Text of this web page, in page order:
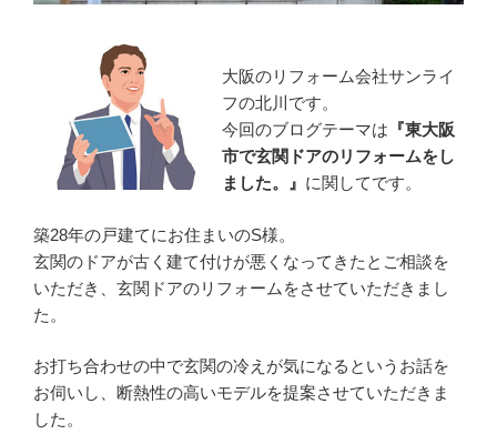
大阪のリフォーム会社サンライ
フの北川です。
今回のブログテーマは 『東大阪
市で玄関ドアのリフォームをし
ました。』 に関してです。
築28年の戸建てにお住まいのS様。
玄関のドアが古く建て付けが悪くなってきたとご相談を
いただき、玄関ドアのリフォームをさせていただきまし
た。
お打ち合わせの中で玄関の冷えが気になるというお話を
お伺いし、断熱性の高いモデルを提案させていただきま
した。